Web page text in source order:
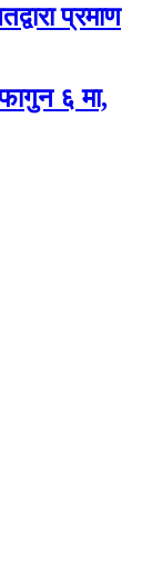
प्रमाण
६ मा,